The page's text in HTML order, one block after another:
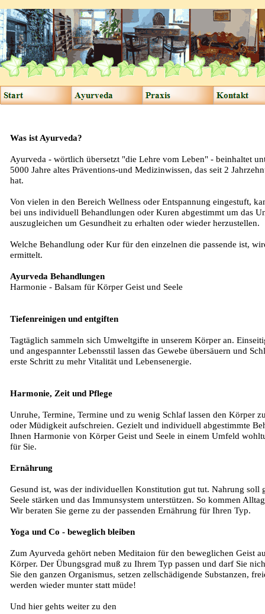
Was ist Ayurveda?
Ayurveda - wörtlich übersetzt "die Lehre vom Leben" - beinhaltet
5000 Jahre altes Präventions-und Medizinwissen, das seit 2
hat.
Von vielen in den Bereich Wellness oder Entspannung eingestuft,
bei uns individuell Behandlungen oder Kuren abgestimmt um das
auszugleichen um Gesundheit zu erhalten oder wieder herzustellen.
Welche Behandlung oder Kur für den einzelnen die passende ist,
ermittelt.
Ayurveda Behandlungen
Harmonie - Balsam für Körper Geist und Seele
Tiefenreinigen und entgiften
Tagtäglich sammeln sich Umweltgifte in unserem Körper an.
und angespannter Lebensstil lassen das Gewebe übersäuern und
erste Schritt zu mehr Vitalität und Lebensenergie.
Harmonie, Zeit und Pflege
Unruhe, Termine, Termine und zu wenig Schlaf lassen den Körper
oder Müdigkeit aufschreien. Gezielt und individuell abgestimmte
Ihnen Harmonie von Körper Geist und Seele in einem Umfeld
für Sie.
Ernährung
Gesund ist, was der individuellen Konstitution gut tut. Nahrung soll
Seele stärken und das Immunsystem unterstützen. So kommen
Wir beraten Sie gerne zu der passenden Ernährung für Ihren Typ.
Yoga und Co - beweglich bleiben
Zum Ayurveda gehört neben Meditaion für den beweglichen Geist
Körper. Der Übungsgrad muß zu Ihrem Typ passen und darf Sie
Sie den ganzen Organismus, setzen zellschädigende Substanzen,
werden wieder munter statt müde!
Und hier gehts weiter zu den